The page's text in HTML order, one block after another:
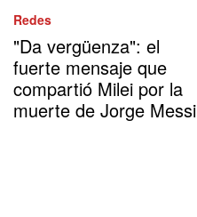
Redes
"Da vergüenza": el
fuerte mensaje que
compartió Milei por la
muerte de Jorge Messi